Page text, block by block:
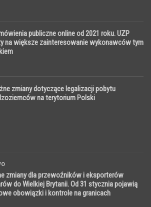
publiczne online od 2021 roku. UZP
na większe zainteresowanie wykonawców tym
zmiany dotyczące legalizacji pobytu
na terytorium Polski
zmiany dla przewoźników i eksporterów
do Wielkiej Brytanii. Od 31 stycznia pojawią
obowiązki i kontrole na granicach